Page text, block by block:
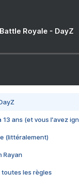
Royale - DayZ
13 ans (et vous l'avez
(littéralement)
Rayan
toutes les règles